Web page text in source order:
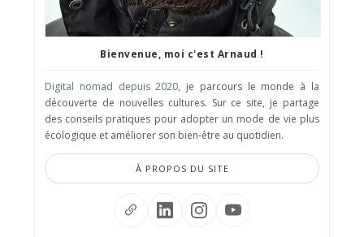
Bienvenue, moi c'est Arnaud !
Digital nomad depuis 2020, je parcours le monde à la
découverte de nouvelles cultures. Sur ce site, je partage
des conseils pratiques pour adopter un mode de vie plus
écologique et améliorer son bien-être au quotidien.
À PROPOS DU SITE